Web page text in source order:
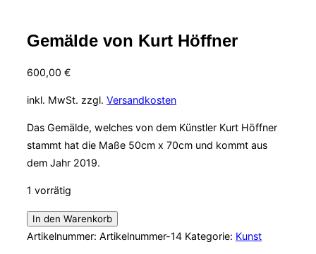
Gemälde von Kurt Höffner
600,00 €
inkl. MwSt. zzgl. Versandkosten
Das Gemälde, welches von dem Künstler Kurt Höffner
stammt hat die Maße 50cm x 70cm und kommt aus
dem Jahr 2019.
1 vorrätig
Gemälde
von
In den Warenkorb
Artikelnummer: Artikelnummer-14 Kategorie: Kunst